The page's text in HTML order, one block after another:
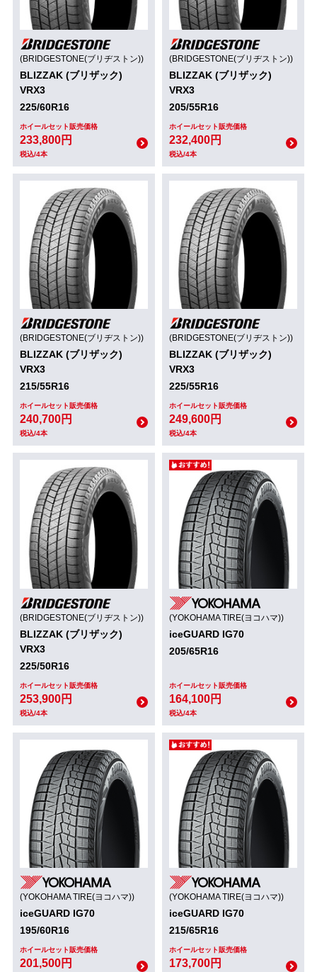
(BRIDGESTONE(ブリヂストン))
BLIZZAK (ブリザック)
VRX3
225/60R16
ホイールセット販売価格
233,800円
税込/4本
(BRIDGESTONE(ブリヂストン))
BLIZZAK (ブリザック)
VRX3
205/55R16
ホイールセット販売価格
232,400円
税込/4本
(BRIDGESTONE(ブリヂストン))
BLIZZAK (ブリザック)
VRX3
215/55R16
ホイールセット販売価格
240,700円
税込/4本
(BRIDGESTONE(ブリヂストン))
BLIZZAK (ブリザック)
VRX3
225/55R16
ホイールセット販売価格
249,600円
税込/4本
(BRIDGESTONE(ブリヂストン))
BLIZZAK (ブリザック)
VRX3
225/50R16
ホイールセット販売価格
253,900円
税込/4本
(YOKOHAMA TIRE(ヨコハマ))
iceGUARD IG70
205/65R16
ホイールセット販売価格
164,100円
税込/4本
(YOKOHAMA TIRE(ヨコハマ))
iceGUARD IG70
195/60R16
ホイールセット販売価格
201,500円
(YOKOHAMA TIRE(ヨコハマ))
iceGUARD IG70
215/65R16
ホイールセット販売価格
173,700円